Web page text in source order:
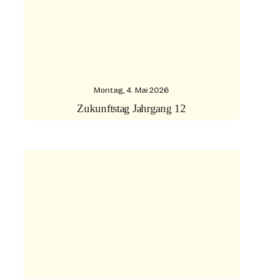
Montag, 4. Mai 2026
Zukunftstag Jahrgang 12